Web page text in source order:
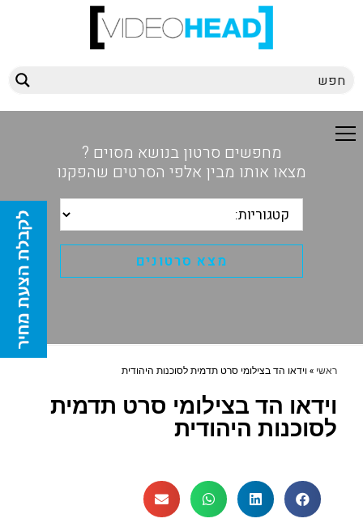
מחפשים סרטון בנושא מסוים ?
מצאו אותו מבין אלפי הסרטים שהפקנו
ראשי »וידאו הד בצילומי סרט תדמית לסוכנות היהודית
וידאו הד בצילומי סרט תדמית
לסוכנות היהודית